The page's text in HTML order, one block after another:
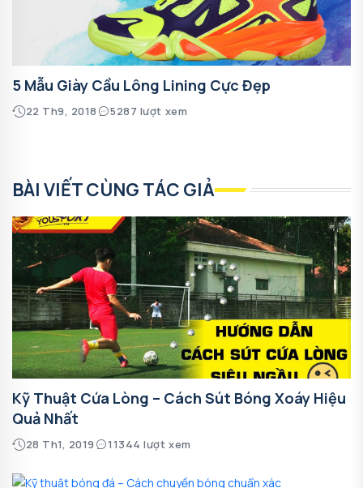
5 Mẫu Giày Cầu Lông Lining Cực Đẹp
22 Th9, 2018 5287 lượt xem
BÀI VIẾT CÙNG TÁC GIẢ
Kỹ Thuật Cứa Lòng – Cách Sút Bóng Xoáy Hiệu
Quả Nhất
28 Th1, 2019 11344 lượt xem